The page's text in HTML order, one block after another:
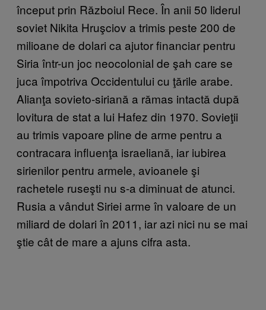
început prin Războiul Rece. În anii 50 liderul
soviet Nikita Hruşciov a trimis peste 200 de
milioane de dolari ca ajutor financiar pentru
Siria într-un joc neocolonial de şah care se
juca împotriva Occidentului cu ţările arabe.
Alianţa sovieto-siriană a rămas intactă după
lovitura de stat a lui Hafez din 1970. Sovieţii
au trimis vapoare pline de arme pentru a
contracara influenţa israeliană, iar iubirea
sirienilor pentru armele, avioanele şi
rachetele ruseşti nu s-a diminuat de atunci.
Rusia a vândut Siriei arme în valoare de un
miliard de dolari în 2011, iar azi nici nu se mai
ştie cât de mare a ajuns cifra asta.